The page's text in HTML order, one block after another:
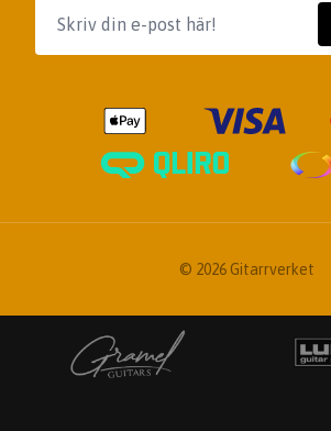
© 2026 Gitarrverket